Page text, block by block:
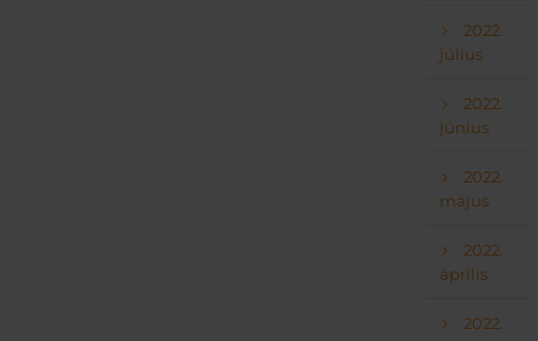
2022.
július
2022.
június
2022.
május
2022.
április
2022.